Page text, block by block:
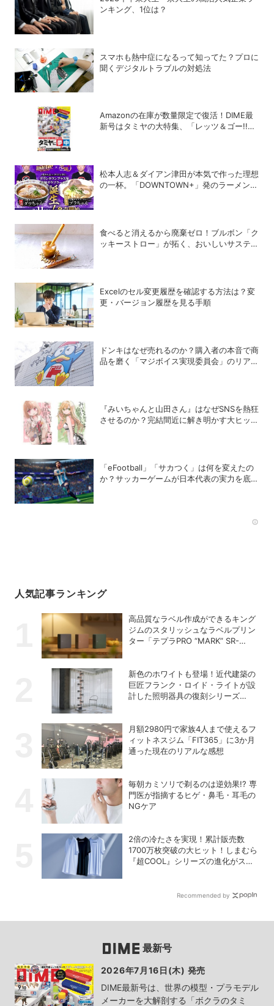
ンキング、1位は？
スマホも熱中症になるって知ってた？プロに
聞くデジタルトラブルの対処法
Amazonの在庫が数量限定で復活！DIME最
新号はタミヤの大特集、「レッツ＆ゴー!!」
松本人志＆ダイアン津田が本気で作った理想
の一杯。「DOWNTOWN+」発のラーメンを
食べると消えるから廃棄ゼロ！ブルボン「ク
ッキーストロー」が拓く、おいしいサステナ
Excelのセル変更履歴を確認する方法は？変
更・バージョン履歴を見る手順
ドンキはなぜ売れるのか？購入者の本音で商
品を磨く「マジボイス実現委員会」のリアル
『みいちゃんと山田さん』はなぜSNSを熱狂
させるのか？完結間近に解き明かす大ヒット
「eFootball」「サカつく」は何を変えたの
か？サッカーゲームが日本代表の実力を底上
人気記事ランキング
高品質なラベル作成ができるキング
ジムのスタリッシュなラベルプリン
ター「テプラPRO “MARK” SR-
新色のホワイトも登場！近代建築の
巨匠フランク・ロイド・ライトが設
計した照明器具の復刻シリーズ
月額2980円で家族4人まで使えるフ
ィットネスジム「FIT365」に3か月
通った現在のリアルな感想
毎朝カミソリで剃るのは逆効果!? 専
門医が指摘するヒゲ・鼻毛・耳毛の
NGケア
2倍の冷たさを実現！累計販売数
1700万枚突破の大ヒット！しまむら
『超COOL』シリーズの進化がスゴ
Recommended by
最新号
2026年7月16日(木) 発売
DIME最新号は、世界の模型・プラモデル
メーカーを大解剖する「ボクラのタミ